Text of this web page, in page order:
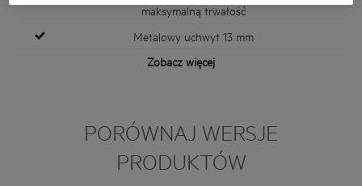
maksymalną trwałość
Metalowy uchwyt 13 mm
Zobacz więcej
PORÓWNAJ WERSJE
PRODUKTÓW